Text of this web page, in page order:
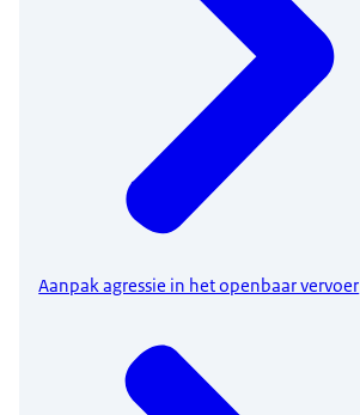
Aanpak agressie in het openbaar vervoer